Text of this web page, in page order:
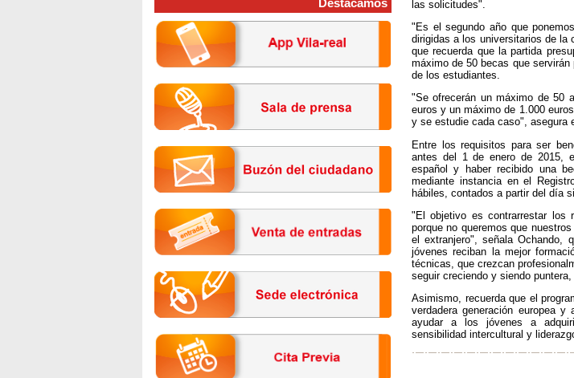
las solicitudes".
"Es el segundo año que
dirigidas a los universitarios de la
que recuerda que la partida
máximo de 50 becas que
de los estudiantes.
"Se ofrecerán un máximo de 50
euros y un máximo de 1.000
y se estudie cada caso", asegura
Entre los requisitos para ser
antes del 1 de enero de 2015,
español y haber recibido una
mediante instancia en el
hábiles, contados a partir del día
"El objetivo es contrarrestar los
porque no queremos que
el extranjero", señala Ochando,
jóvenes reciban la mejor
técnicas, que crezcan
seguir creciendo y siendo
Asimismo, recuerda que el
verdadera generación europea
ayudar a los jóvenes a
sensibilidad intercultural y
Destacamos